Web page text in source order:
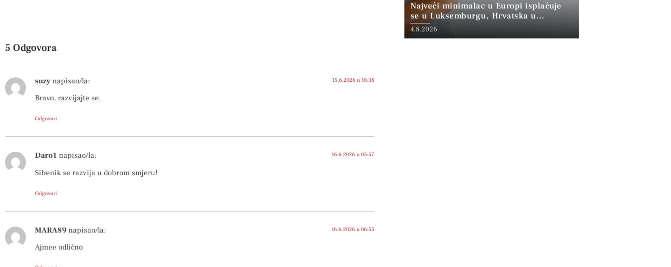
5 Odgovora
suzy napisao/la: 15.6.2026 u 18:38
Bravo, razvijajte se.
Odgovori
Daro1 napisao/la: 16.6.2026 u 05:57
Sibenik se razvija u dobrom smjeru!
Odgovori
MARA89 napisao/la: 16.6.2026 u 06:55
Ajmee odlično
Najveći minimalac u Europi isplaćuje
se u Luksemburgu, Hrvatska u
“srednjoj skupini”
4.8.2026